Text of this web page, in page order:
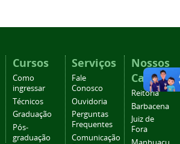
Cursos
Como
ingressar
Técnicos
Graduação
Pós-
graduação
Serviços
Fale
Conosco
Ouvidoria
Perguntas
Frequentes
Comunicação
Nossos
Campi
Reitoria
Barbacena
Juiz de
Fora